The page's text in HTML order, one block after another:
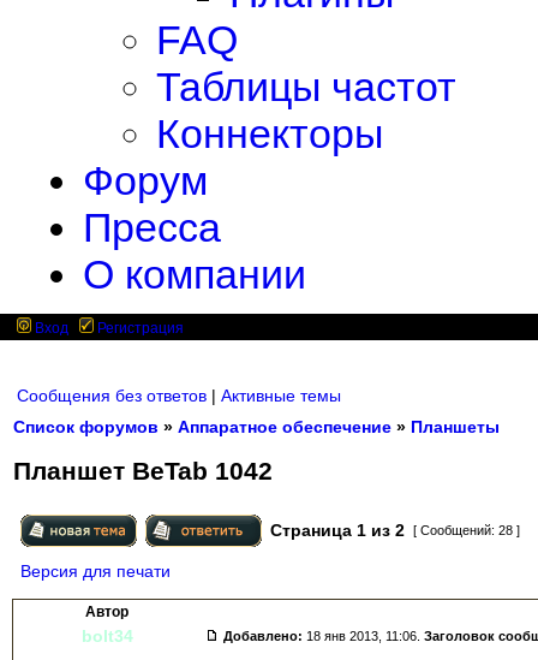
FAQ
Таблицы частот
Коннекторы
Форум
Пресса
О компании
Вход Регистрация
Сообщения без ответов | Активные темы
Список форумов » Аппаратное обеспечение » Планшеты
Планшет BeTab 1042
Страница 1 из 2 [ Сообщений: 28 ]
Версия для печати
Автор
bolt34 Добавлено: 18 янв 2013, 11:06. Заголовок